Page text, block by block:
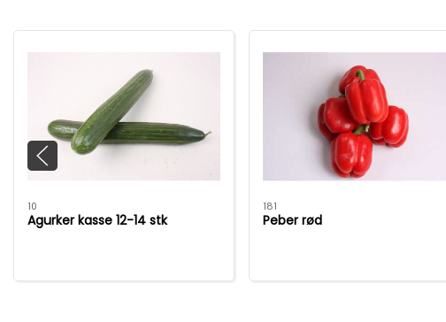
10
Agurker kasse 12-14 stk
181
Peber rød